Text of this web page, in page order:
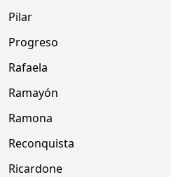
Pilar
Progreso
Rafaela
Ramayón
Ramona
Reconquista
Ricardone